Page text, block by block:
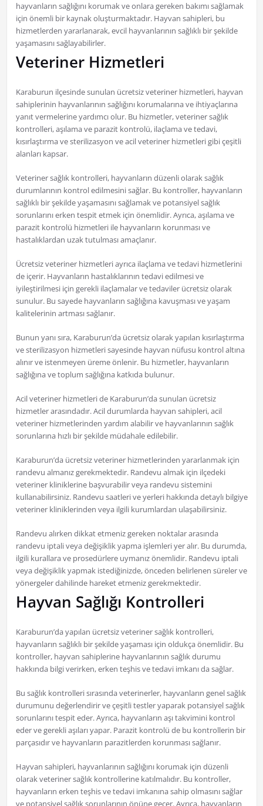
hayvanların sağlığını korumak ve onlara gereken bakımı sağlamak
için önemli bir kaynak oluşturmaktadır. Hayvan sahipleri, bu
hizmetlerden yararlanarak, evcil hayvanlarının sağlıklı bir şekilde
yaşamasını sağlayabilirler.
Veteriner Hizmetleri
Karaburun ilçesinde sunulan ücretsiz veteriner hizmetleri, hayvan
sahiplerinin hayvanlarının sağlığını korumalarına ve ihtiyaçlarına
yanıt vermelerine yardımcı olur. Bu hizmetler, veteriner sağlık
kontrolleri, aşılama ve parazit kontrolü, ilaçlama ve tedavi,
kısırlaştırma ve sterilizasyon ve acil veteriner hizmetleri gibi çeşitli
alanları kapsar.
Veteriner sağlık kontrolleri, hayvanların düzenli olarak sağlık
durumlarının kontrol edilmesini sağlar. Bu kontroller, hayvanların
sağlıklı bir şekilde yaşamasını sağlamak ve potansiyel sağlık
sorunlarını erken tespit etmek için önemlidir. Ayrıca, aşılama ve
parazit kontrolü hizmetleri ile hayvanların korunması ve
hastalıklardan uzak tutulması amaçlanır.
Ücretsiz veteriner hizmetleri ayrıca ilaçlama ve tedavi hizmetlerini
de içerir. Hayvanların hastalıklarının tedavi edilmesi ve
iyileştirilmesi için gerekli ilaçlamalar ve tedaviler ücretsiz olarak
sunulur. Bu sayede hayvanların sağlığına kavuşması ve yaşam
kalitelerinin artması sağlanır.
Bunun yanı sıra, Karaburun’da ücretsiz olarak yapılan kısırlaştırma
ve sterilizasyon hizmetleri sayesinde hayvan nüfusu kontrol altına
alınır ve istenmeyen üreme önlenir. Bu hizmetler, hayvanların
sağlığına ve toplum sağlığına katkıda bulunur.
Acil veteriner hizmetleri de Karaburun’da sunulan ücretsiz
hizmetler arasındadır. Acil durumlarda hayvan sahipleri, acil
veteriner hizmetlerinden yardım alabilir ve hayvanlarının sağlık
sorunlarına hızlı bir şekilde müdahale edilebilir.
Karaburun’da ücretsiz veteriner hizmetlerinden yararlanmak için
randevu almanız gerekmektedir. Randevu almak için ilçedeki
veteriner kliniklerine başvurabilir veya randevu sistemini
kullanabilirsiniz. Randevu saatleri ve yerleri hakkında detaylı bilgiye
veteriner kliniklerinden veya ilgili kurumlardan ulaşabilirsiniz.
Randevu alırken dikkat etmeniz gereken noktalar arasında
randevu iptali veya değişiklik yapma işlemleri yer alır. Bu durumda,
ilgili kurallara ve prosedürlere uymanız önemlidir. Randevu iptali
veya değişiklik yapmak istediğinizde, önceden belirlenen süreler ve
yönergeler dahilinde hareket etmeniz gerekmektedir.
Hayvan Sağlığı Kontrolleri
Karaburun’da yapılan ücretsiz veteriner sağlık kontrolleri,
hayvanların sağlıklı bir şekilde yaşaması için oldukça önemlidir. Bu
kontroller, hayvan sahiplerine hayvanlarının sağlık durumu
hakkında bilgi verirken, erken teşhis ve tedavi imkanı da sağlar.
Bu sağlık kontrolleri sırasında veterinerler, hayvanların genel sağlık
durumunu değerlendirir ve çeşitli testler yaparak potansiyel sağlık
sorunlarını tespit eder. Ayrıca, hayvanların aşı takvimini kontrol
eder ve gerekli aşıları yapar. Parazit kontrolü de bu kontrollerin bir
parçasıdır ve hayvanların parazitlerden korunması sağlanır.
Hayvan sahipleri, hayvanlarının sağlığını korumak için düzenli
olarak veteriner sağlık kontrollerine katılmalıdır. Bu kontroller,
hayvanların erken teşhis ve tedavi imkanına sahip olmasını sağlar
ve potansiyel sağlık sorunlarının önüne geçer. Ayrıca, hayvanların